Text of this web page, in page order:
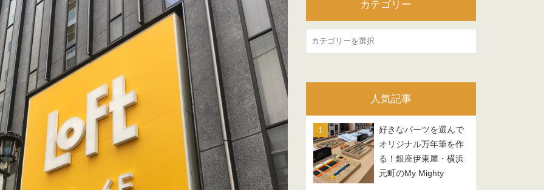
カテゴリー
カ
リ
人気記事
好きなパーツを選んで
オリジナル万年筆を作
る！銀座伊東屋・横浜
元町のMy Mighty